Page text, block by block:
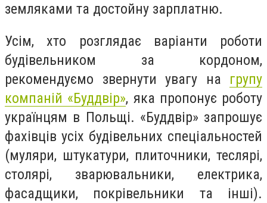
земляками та достойну зарплатню.
Усім, хто розглядає варіанти роботи
будівельником за кордоном,
рекомендуємо звернути увагу на групу
компаній «Буддвір», яка пропонує роботу
українцям в Польщі. «Буддвір» запрошує
фахівців усіх будівельних спеціальностей
(муляри, штукатури, плиточники, теслярі,
столярі, зварювальники, електрика,
фасадщики, покрівельники та інші).